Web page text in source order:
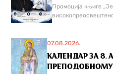
Промоција књиге
07.08.2026.
КАЛЕНДАР ЗА 8.